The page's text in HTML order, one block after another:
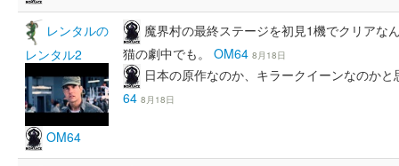
レンタルの
レンタル2
OM64
魔界村の最終ステージを初見1機でクリアな
猫の劇中でも。 OM64 8月18日
日本の原作なのか、キラークイーンなのか
64 8月18日